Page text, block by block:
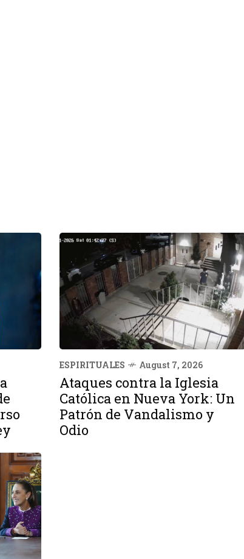
ESPIRITUALES August 7, 2026
Ataques contra la Iglesia
Católica en Nueva York: Un
Patrón de Vandalismo y
Odio